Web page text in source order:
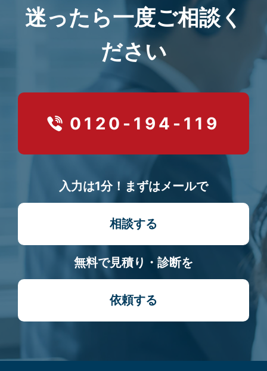
迷ったら一度ご相談く
ださい
0120-194-119
入力は1分！まずはメールで
相談する
無料で見積り・診断を
依頼する